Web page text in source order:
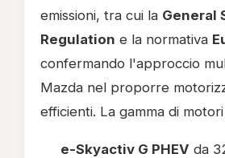
emissioni, tra cui la General
Regulation e la normativa
confermando l'approccio
Mazda nel proporre
efficienti. La gamma di
e-Skyactiv G PHEV da